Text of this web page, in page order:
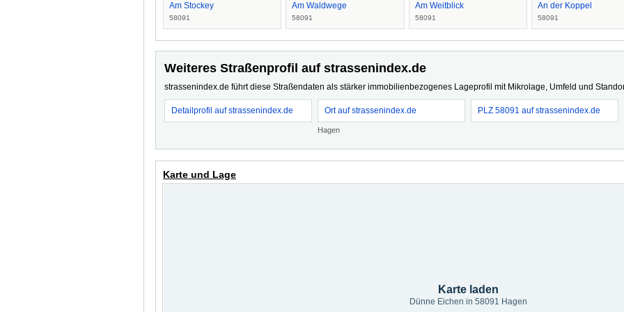
Am Stockey
58091
Am Waldwege
58091
Am Weitblick
58091
An der Koppel
58091
Weiteres Straßenprofil auf strassenindex.de
strassenindex.de führt diese Straßendaten als stärker immobilienbezogenes Lageprofil mit Mikrolage, Umfeld und
Detailprofil auf strassenindex.de Ort auf strassenindex.de
Hagen
PLZ 58091 auf strassenindex.de
Karte und Lage
Karte laden
Dünne Eichen in 58091 Hagen